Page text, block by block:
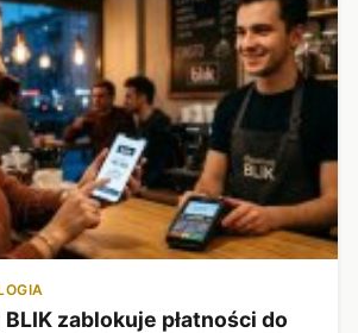
zablokuje płatności do